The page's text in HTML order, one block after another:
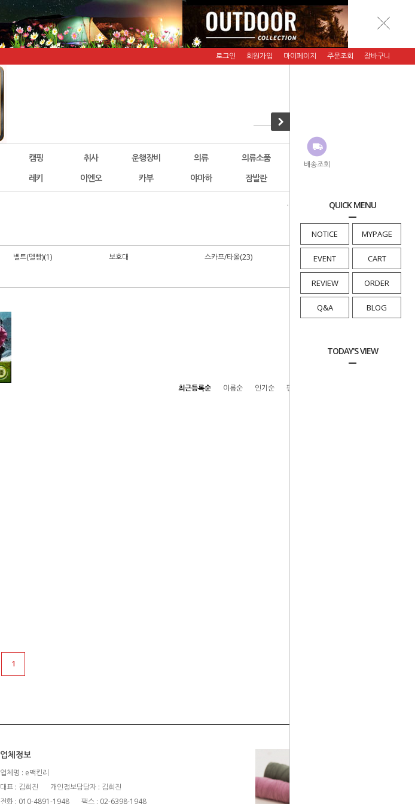
배송조회
QUICK MENU
NOTICE MYPAGE
EVENT CART
REVIEW ORDER
Q&A BLOG
TODAY'S VIEW
로그인 회원가입 마이페이지 주문조회 장바구니
캠핑 취사 운행장비 의류 의류소품 악세서리
레키 이엔오 카부 야마하 잠발란
· HOME 의류소품>벨트(멜빵)
벨트(멜빵)(1) 보호대 스카프/타올(23)
기타(1)
최근등록순 이름순 인기순 판매순
1
업체정보
업체명 : e맥킨리
대표 : 김희진
개인정보담당자 : 김희진
전화 : 010-4891-1948
팩스 : 02-6398-1948